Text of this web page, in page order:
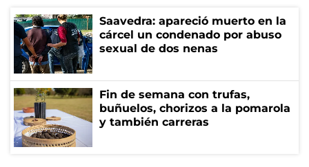
Saavedra: apareció muerto en la
cárcel un condenado por abuso
sexual de dos nenas
Fin de semana con trufas,
buñuelos, chorizos a la pomarola
y también carreras